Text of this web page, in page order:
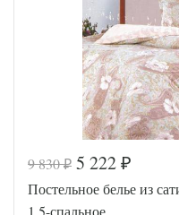
(2шт)
Производитель
Sailid
(Китай)
Код товара
445-090
Артикул
SLD-B-
9 830₽ 5 222 ₽
Постельное белье из